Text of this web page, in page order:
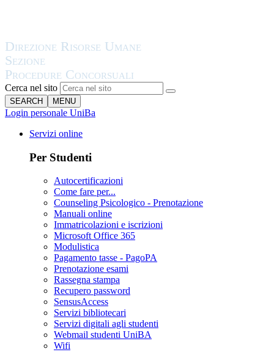
Cerca nel sito
SEARCH MENU
Login personale UniBa
Servizi online
Per Studenti
Autocertificazioni
Come fare per...
Counseling Psicologico - Prenotazione
Manuali online
Immatricolazioni e iscrizioni
Microsoft Office 365
Modulistica
Pagamento tasse - PagoPA
Prenotazione esami
Rassegna stampa
Recupero password
SensusAccess
Servizi bibliotecari
Servizi digitali agli studenti
Webmail studenti UniBA
Wifi